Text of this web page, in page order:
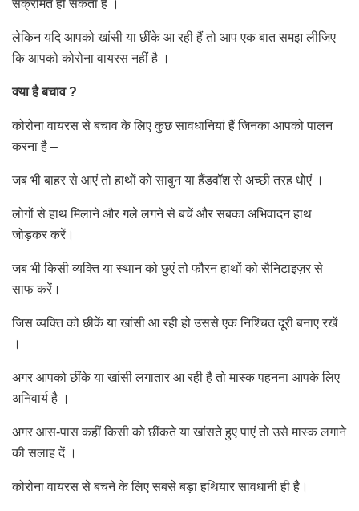
संक्रमित हो सकता है ।
लेकिन यदि आपको खांसी या छींके आ रही हैं तो आप एक बात समझ लीजिए
कि आपको कोरोना वायरस नहीं है ।
क्या है बचाव ?
कोरोना वायरस से बचाव के लिए कुछ सावधानियां हैं जिनका आपको पालन
करना है –
जब भी बाहर से आएं तो हाथों को साबुन या हैंडवॉश से अच्छी तरह धोएं ।
लोगों से हाथ मिलाने और गले लगने से बचें और सबका अभिवादन हाथ
जोड़कर करें।
जब भी किसी व्यक्ति या स्थान को छुएं तो फौरन हाथों को सैनिटाइज़र से
साफ करें।
जिस व्यक्ति को छीकें या खांसी आ रही हो उससे एक निश्चित दूरी बनाए रखें
।
अगर आपको छींके या खांसी लगातार आ रही है तो मास्क पहनना आपके लिए
अनिवार्य है ।
अगर आस-पास कहीं किसी को छींकते या खांसते हुए पाएं तो उसे मास्क लगाने
की सलाह दें ।
कोरोना वायरस से बचने के लिए सबसे बड़ा हथियार सावधानी ही है।